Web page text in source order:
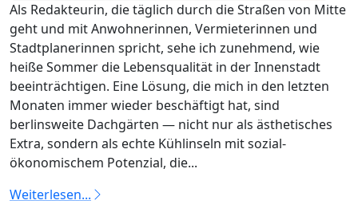
Als Redakteurin, die täglich durch die Straßen von Mitte
geht und mit Anwohnerinnen, Vermieterinnen und
Stadtplanerinnen spricht, sehe ich zunehmend, wie
heiße Sommer die Lebensqualität in der Innenstadt
beeinträchtigen. Eine Lösung, die mich in den letzten
Monaten immer wieder beschäftigt hat, sind
berlinsweite Dachgärten — nicht nur als ästhetisches
Extra, sondern als echte Kühlinseln mit sozial-
ökonomischem Potenzial, die...
Weiterlesen...